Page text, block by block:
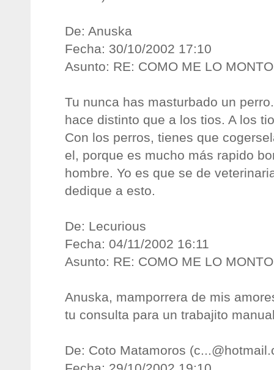
De: Anuska
Fecha: 30/10/2002 17:10
Asunto: RE: COMO ME LO
Tu nunca has masturbado un
hace distinto que a los tios. A los
Con los perros, tienes que
el, porque es mucho más rapido
hombre. Yo es que se de
dedique a esto.
De: Lecurious
Fecha: 04/11/2002 16:11
Asunto: RE: COMO ME LO
Anuska, mamporrera de mis
tu consulta para un trabajito
De: Coto Matamoros (